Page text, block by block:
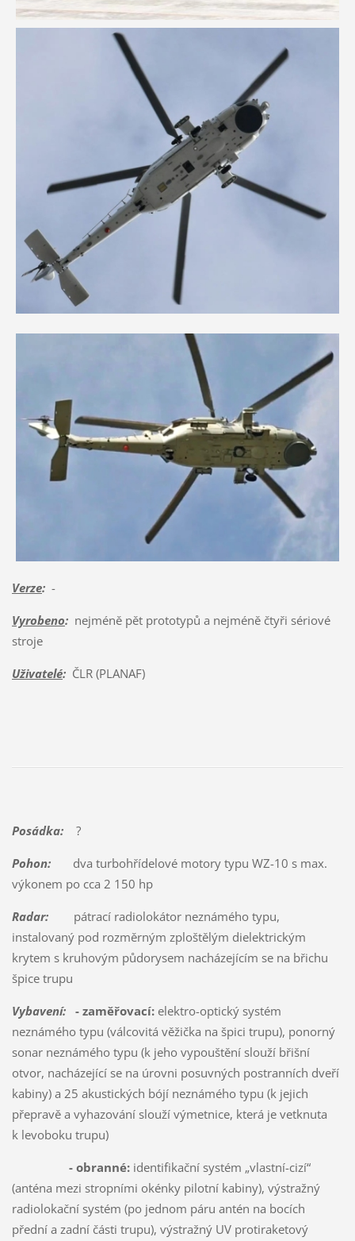
Verze:-
Vyrobeno:nejméně pět prototypů a nejméně čtyři sériové
stroje
Uživatelé:ČLR (PLANAF)
Posádka:?
Pohon:dva turbohřídelové motory typu WZ-10 s max.
výkonem po cca 2 150 hp
Radar:pátrací radiolokátor neznámého typu,
instalovaný pod rozměrným zploštělým dielektrickým
krytem s kruhovým půdorysem nacházejícím se na břichu
špice trupu
Vybavení: - zaměřovací: elektro-optický systém
neznámého typu (válcovitá věžička na špici trupu), ponorný
sonar neznámého typu (k jeho vypouštění slouží břišní
otvor, nacházející se na úrovni posuvných postranních dveří
kabiny) a 25 akustických bójí neznámého typu (k jejich
přepravě a vyhazování slouží výmetnice, která je vetknuta
k levoboku trupu)
- obranné:identifikační systém „vlastní-cizí“
(anténa mezi stropními okénky pilotní kabiny), výstražný
radiolokační systém (po jednom páru antén na bocích
přední a zadní části trupu), výstražný UV protiraketový